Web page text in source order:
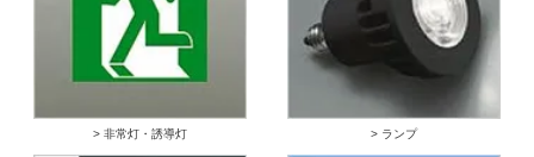
> 非常灯・誘導灯 > ランプ